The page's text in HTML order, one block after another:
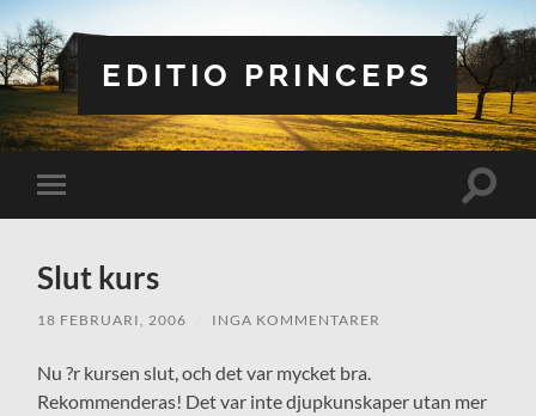
EDITIO PRINCEPS
Slå
på/av
Slå
Slut kurs
18 FEBRUARI, 2006 INGA KOMMENTARER
Nu ?r kursen slut, och det var mycket bra.
Rekommenderas! Det var inte djupkunskaper utan mer